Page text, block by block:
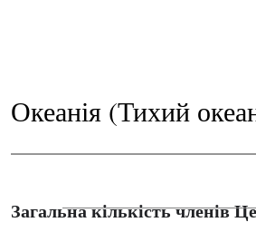
Океанія (Тихий
Загальна кількість членів